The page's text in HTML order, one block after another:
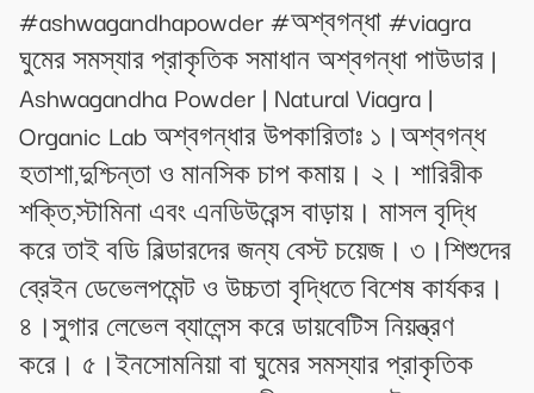
#ashwagandhapowder #অশ্বগন্ধা #viagra
ঘুমের সমস্যার প্রাকৃতিক সমাধান অশ্বগন্ধা পাউডার |
Ashwagandha Powder | Natural Viagra |
Organic Lab অশ্বগন্ধার উপকারিতাঃ ১।অশ্বগন্ধ
হতাশা,দুশ্চিন্তা ও মানসিক চাপ কমায়। ২। শারিরীক
শক্তি,স্টামিনা এবং এনডিউরেন্স বাড়ায়। মাসল বৃদ্ধি
করে তাই বডি বিল্ডারদের জন্য বেস্ট চয়েজ। ৩।শিশুদের
ব্রেইন ডেভেলপমেন্ট ও উচ্চতা বৃদ্ধিতে বিশেষ কার্যকর।
৪।সুগার লেভেল ব্যালেন্স করে ডায়বেটিস নিয়ন্ত্রণ
করে। ৫।ইনসোমনিয়া বা ঘুমের সমস্যার প্রাকৃতিক